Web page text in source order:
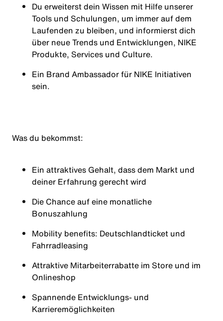
Du erweiterst dein Wissen mit Hilfe unserer
Tools und Schulungen, um immer auf dem
Laufenden zu bleiben, und informierst dich
über neue Trends und Entwicklungen, NIKE
Produkte, Services und Culture.
Ein Brand Ambassador für NIKE Initiativen
sein.
Was du bekommst:
Ein attraktives Gehalt, dass dem Markt und
deiner Erfahrung gerecht wird
Die Chance auf eine monatliche
Bonuszahlung
Mobility benefits: Deutschlandticket und
Fahrradleasing
Attraktive Mitarbeiterrabatte im Store und im
Onlineshop
Spannende Entwicklungs- und
Karrieremöglichkeiten